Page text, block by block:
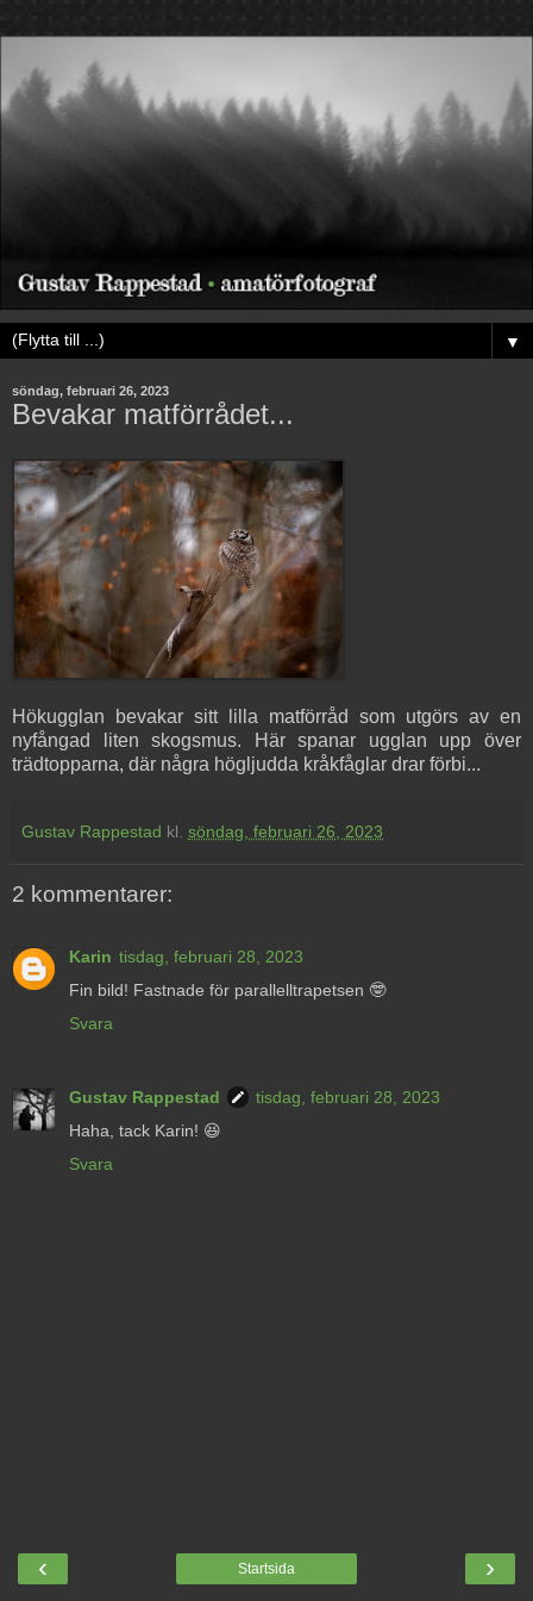
▼
söndag, februari 26, 2023
Bevakar matförrådet...
Hökugglan bevakar sitt lilla matförråd som utgörs av en
nyfångad liten skogsmus. Här spanar ugglan upp över
trädtopparna, där några högljudda kråkfåglar drar förbi...
Gustav Rappestad kl. söndag, februari 26, 2023
2 kommentarer:
Karin tisdag, februari 28, 2023
Fin bild! Fastnade för parallelltrapetsen 🤓
Svara
Gustav Rappestad
tisdag, februari 28, 2023
Haha, tack Karin! 😆
Svara
‹ ›
Startsida